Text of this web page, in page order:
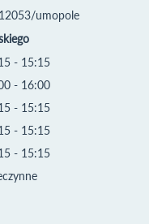
umopole
- 15:15
- 16:00
- 15:15
- 15:15
- 15:15